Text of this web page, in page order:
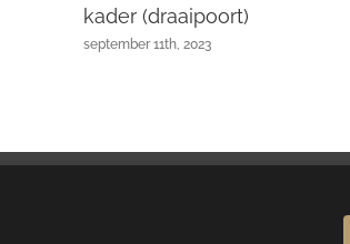
kader (draaipoort)
september 11th, 2023